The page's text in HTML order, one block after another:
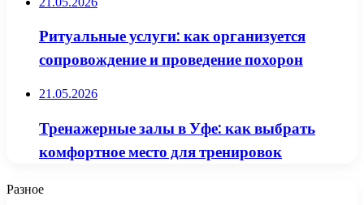
Ритуальные услуги: как организуется
сопровождение и проведение похорон
21.05.2026
Тренажерные залы в Уфе: как выбрать
комфортное место для тренировок
Разное